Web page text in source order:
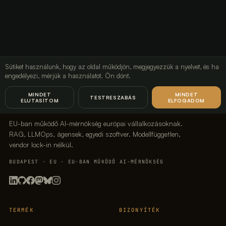
Sütiket használunk, hogy az oldal működjön, megjegyezzük a nyelvet, és ha
engedélyezi, mérjük a használatot. Ön dönt.
MINDET
ELUTASÍTOM
TESTRESZABÁS
MINDET
ELFOGADOM
LavX Managed Systems
EU-ban működő AI-mérnökség európai vállalkozásoknak.
RAG, LLMOps, ágensek, egyedi szoftver. Modellfüggetlen,
vendor lock-in nélkül.
BUDAPEST · EU · EU-BAN MŰKÖDŐ AI-MÉRNÖKSÉG
TERMÉK BIZONYÍTÉK